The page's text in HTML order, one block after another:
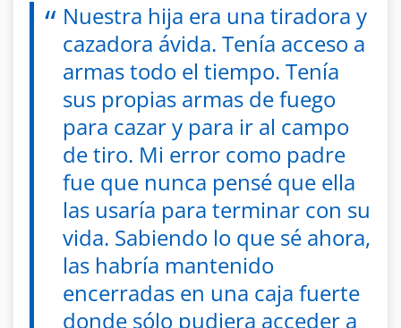
Nuestra hija era una tiradora y
cazadora ávida. Tenía acceso a
armas todo el tiempo. Tenía
sus propias armas de fuego
para cazar y para ir al campo
de tiro. Mi error como padre
fue que nunca pensé que ella
las usaría para terminar con su
vida. Sabiendo lo que sé ahora,
las habría mantenido
encerradas en una caja fuerte
donde sólo pudiera acceder a